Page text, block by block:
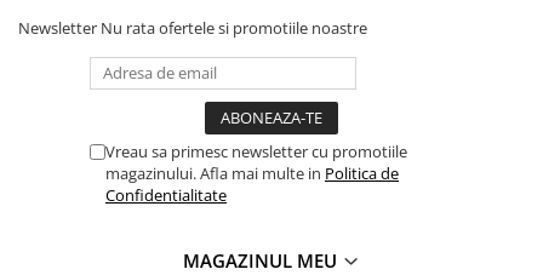
Newsletter Nu rata ofertele si promotiile noastre
Vreau sa primesc newsletter cu promotiile
magazinului. Afla mai multe in Politica de
Confidentialitate
MAGAZINUL MEU